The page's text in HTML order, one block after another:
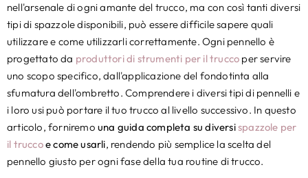
nell'arsenale di ogni amante del trucco, ma con così tanti diversi
tipi di spazzole disponibili, può essere difficile sapere quali
utilizzare e come utilizzarli correttamente. Ogni pennello è
progettato da produttori di strumenti per il trucco per servire
uno scopo specifico, dall'applicazione del fondotinta alla
sfumatura dell'ombretto. Comprendere i diversi tipi di pennelli e
i loro usi può portare il tuo trucco al livello successivo. In questo
articolo, forniremo una guida completa su diversispazzole per
il truccoe come usarli, rendendo più semplice la scelta del
pennello giusto per ogni fase della tua routine di trucco.